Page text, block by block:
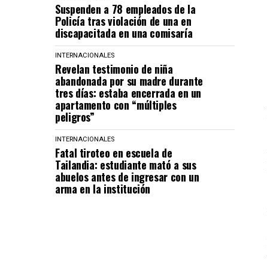
Suspenden a 78 empleados de la
Policía tras violación de una en
discapacitada en una comisaría
INTERNACIONALES
Revelan testimonio de niña
abandonada por su madre durante
tres días: estaba encerrada en un
apartamento con “múltiples
peligros”
INTERNACIONALES
Fatal tiroteo en escuela de
Tailandia: estudiante mató a sus
abuelos antes de ingresar con un
arma en la institución